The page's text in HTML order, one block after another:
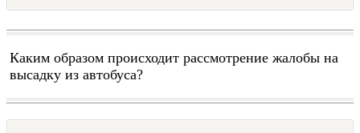
Каким образом происходит рассмотрение жалобы на
высадку из автобуса?